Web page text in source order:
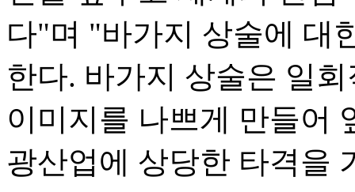
다"며 "바가지 상술에 대
한다. 바가지 상술은 일
이미지를 나쁘게 만들어
광산업에 상당한 타격을